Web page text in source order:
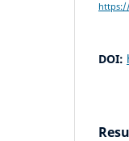
DOI: